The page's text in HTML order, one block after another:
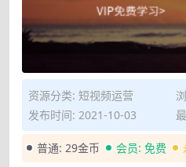
资源分类: 短视频运营
发布时间: 2021-10-03
普通: 29金币 会员: 免费